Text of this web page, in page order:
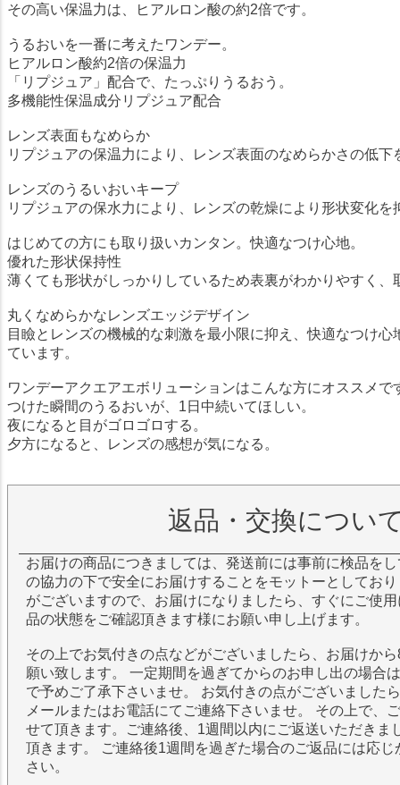
その高い保温力は、ヒアルロン酸の約2倍です。
うるおいを一番に考えたワンデー。
ヒアルロン酸約2倍の保温力
「リプジュア」配合で、たっぷりうるおう。
多機能性保温成分リプジュア配合
レンズ表面もなめらか
リプジュアの保温力により、レンズ表面のなめらかさの低下
レンズのうるいおいキープ
リプジュアの保水力により、レンズの乾燥により形状変化を
はじめての方にも取り扱いカンタン。快適なつけ心地。
優れた形状保持性
薄くても形状がしっかりしているため表裏がわかりやすく、
丸くなめらかなレンズエッジデザイン
目瞼とレンズの機械的な刺激を最小限に抑え、快適なつけ
ています。
ワンデーアクエアエボリューションはこんな方にオススメで
つけた瞬間のうるおいが、1日中続いてほしい。
夜になると目がゴロゴロする。
夕方になると、レンズの感想が気になる。
返品・交換につい
お届けの商品につきましては、発送前には事前に検品を
の協力の下で安全にお届けすることをモットーとしてお
がございますので、お届けになりましたら、すぐにご使
品の状態をご確認頂きます様にお願い申し上げます。
その上でお気付きの点などがございましたら、お届けか
願い致します。 一定期間を過ぎてからのお申し出の場合
で予めご了承下さいませ。 お気付きの点がございました
メールまたはお電話にてご連絡下さいませ。 その上で、
せて頂きます。ご連絡後、1週間以内にご返送いただきま
頂きます。 ご連絡後1週間を過ぎた場合のご返品には応
さい。